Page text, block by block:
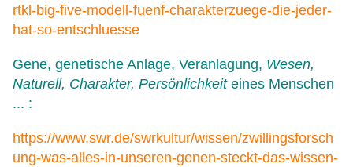
rtkl-big-five-modell-fuenf-charakterzuege-die-jeder-
hat-so-entschluesse
Gene, genetische Anlage, Veranlagung, Wesen,
Naturell, Charakter, Persönlichkeit eines Menschen
... :
https://www.swr.de/swrkultur/wissen/zwillingsforsch
ung-was-alles-in-unseren-genen-steckt-das-wissen-